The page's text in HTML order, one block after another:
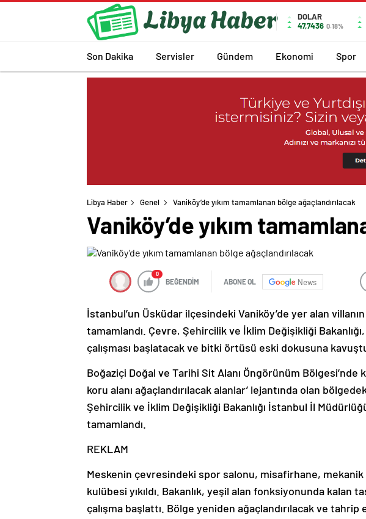
DOLAR
47,7436 0.18%
Son Dakika Servisler Gündem Ekonomi Spor
Libya Haber Genel Vaniköy’de yıkım tamamlanan bölge ağaçlandırılacak
Vaniköy’de yıkım
0
BEĞENDİM ABONE OL News
İstanbul’un Üsküdar ilçesindeki Vaniköy’de yer alan
tamamlandı. Çevre, Şehircilik ve İklim Değişikliği
çalışması başlatacak ve bitki örtüsü eski dokusuna
Boğaziçi Doğal ve Tarihi Sit Alanı Öngörünüm Bölgesi’nde
koru alanı ağaçlandırılacak alanlar’ lejantında olan
Şehircilik ve İklim Değişikliği Bakanlığı İstanbul İl
tamamlandı.
REKLAM
Meskenin çevresindeki spor salonu, misafirhane, mekanik
kulübesi yıkıldı. Bakanlık, yeşil alan fonksiyonunda kalan
çalışma başlattı. Bölge yeniden ağaçlandırılacak ve